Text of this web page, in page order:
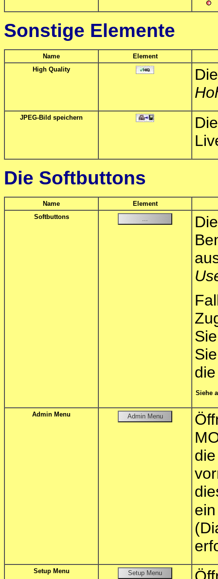
Sonstige Elemente
Name
Element
High Quality
JPEG-Bild speichern
Die Softbuttons
Name
Element
Softbuttons
Siehe
Admin Menu
Setup Menu